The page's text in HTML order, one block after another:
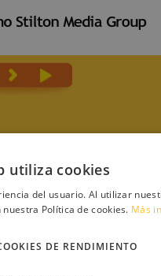
utiliza cookies
del usuario. Al utilizar
Política de cookies. Más
DE RENDIMIENTO